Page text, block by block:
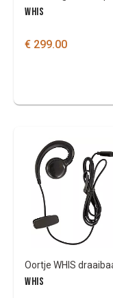
WHIS
€ 299.00
WHIS